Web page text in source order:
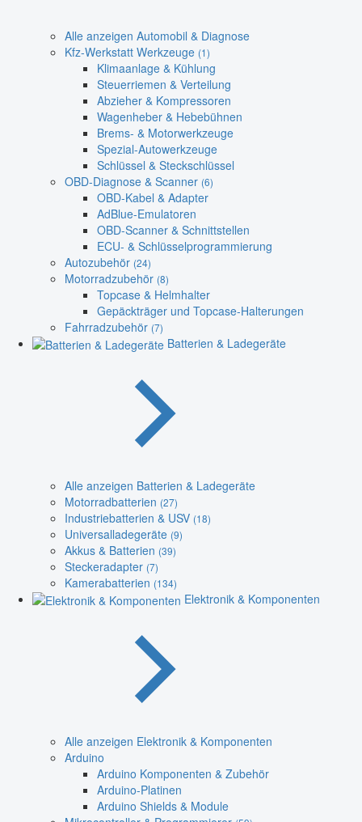
Alle anzeigen Automobil & Diagnose
Kfz-Werkstatt Werkzeuge (1)
Klimaanlage & Kühlung
Steuerriemen & Verteilung
Abzieher & Kompressoren
Wagenheber & Hebebühnen
Brems- & Motorwerkzeuge
Spezial-Autowerkzeuge
Schlüssel & Steckschlüssel
OBD-Diagnose & Scanner (6)
OBD-Kabel & Adapter
AdBlue-Emulatoren
OBD-Scanner & Schnittstellen
ECU- & Schlüsselprogrammierung
Autozubehör (24)
Motorradzubehör (8)
Topcase & Helmhalter
Gepäckträger und Topcase-Halterungen
Fahrradzubehör (7)
Batterien & Ladegeräte
Alle anzeigen Batterien & Ladegeräte
Motorradbatterien (27)
Industriebatterien & USV (18)
Universalladegeräte (9)
Akkus & Batterien (39)
Steckeradapter (7)
Kamerabatterien (134)
Elektronik & Komponenten
Alle anzeigen Elektronik & Komponenten
Arduino
Arduino Komponenten & Zubehör
Arduino-Platinen
Arduino Shields & Module